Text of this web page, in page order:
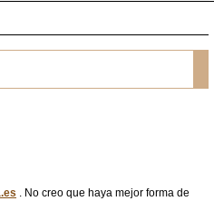
. No creo que haya mejor forma de